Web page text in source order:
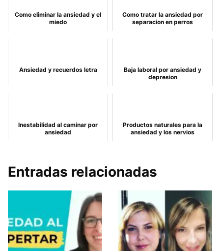
Como eliminar la ansiedad y el
miedo
Como tratar la ansiedad por
separacion en perros
Ansiedad y recuerdos letra
Baja laboral por ansiedad y
depresion
Inestabilidad al caminar por
ansiedad
Productos naturales para la
ansiedad y los nervios
Entradas relacionadas